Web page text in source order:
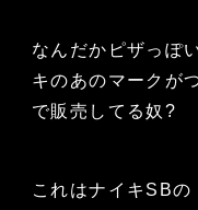
なんだかピザっぽ
キのあのマークが
で販売してる奴?
これはナイキSB